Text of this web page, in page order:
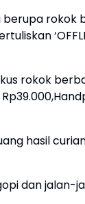
rokok
rokok
hasil
dan jalan-